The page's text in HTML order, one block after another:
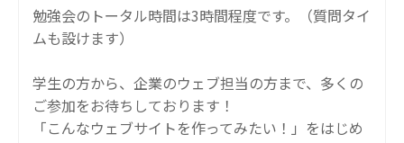
勉強会のトータル時間は3時間程度です。（質問タイ
ムも設けます）
学生の方から、企業のウェブ担当の方まで、多くの
ご参加をお待ちしております！
「こんなウェブサイトを作ってみたい！」をはじめ